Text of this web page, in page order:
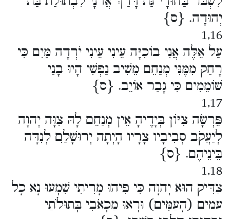
יְהוּדָה. {ס}
1,16
עַל אֵלֶּה אֲנִי בוֹכִיָּה עֵינִי עֵינִי יֹרְדָה מַּיִם כִּי
רָחַק מִמֶּנִּי מְנַחֵם מֵשִׁיב נַפְשִׁי הָיוּ בָנַי
שׁוֹמֵמִים כִּי גָבַר אוֹיֵב. {ס}
1,17
פֵּרְשָׂה צִיּוֹן בְּיָדֶיהָ אֵין מְנַחֵם לָהּ צִוָּה יְהוָה
לְיַעֲקֹב סְבִיבָיו צָרָיו הָיְתָה יְרוּשָׁלִַם לְנִדָּה
בֵּינֵיהֶם. {ס}
1,18
צַדִּיק הוּא יְהוָה כִּי פִיהוּ מָרִיתִי שִׁמְעוּ נָא כָל
עמים (הָעַמִּים) וּרְאוּ מַכְאֹבִי בְּתוּלֹתַי